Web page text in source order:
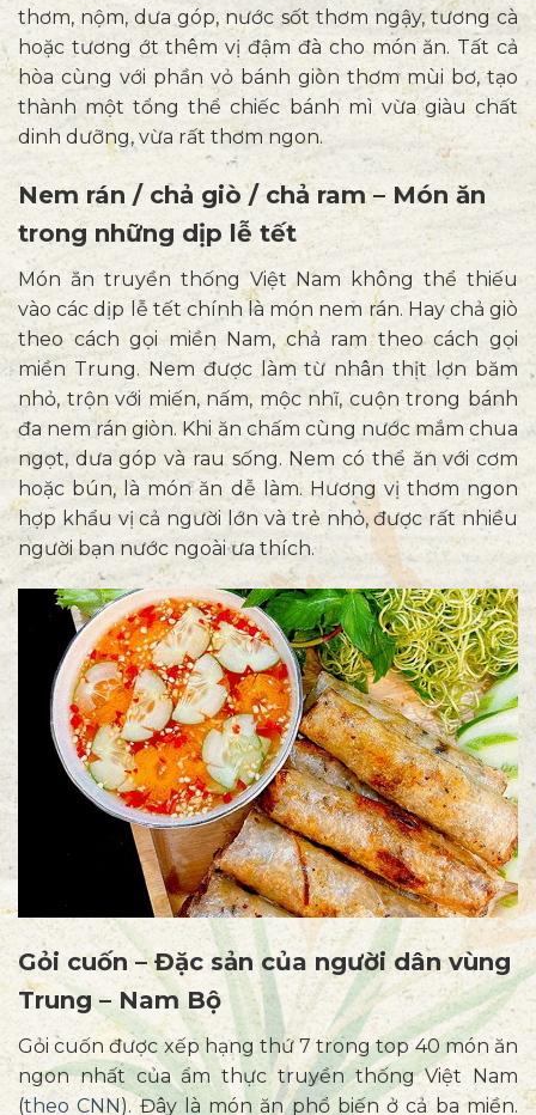
thơm, nộm, dưa góp, nước sốt thơm ngậy, tương cà
hoặc tương ớt thêm vị đậm đà cho món ăn. Tất cả
hòa cùng với phần vỏ bánh giòn thơm mùi bơ, tạo
thành một tổng thể chiếc bánh mì vừa giàu chất
dinh dưỡng, vừa rất thơm ngon.
Nem rán / chả giò / chả ram – Món ăn
trong những dịp lễ tết
Món ăn truyền thống Việt Nam không thể thiếu
vào các dịp lễ tết chính là món nem rán. Hay chả giò
theo cách gọi miền Nam, chả ram theo cách gọi
miền Trung. Nem được làm từ nhân thịt lợn băm
nhỏ, trộn với miến, nấm, mộc nhĩ, cuộn trong bánh
đa nem rán giòn. Khi ăn chấm cùng nước mắm chua
ngọt, dưa góp và rau sống. Nem có thể ăn với cơm
hoặc bún, là món ăn dễ làm. Hương vị thơm ngon
hợp khẩu vị cả người lớn và trẻ nhỏ, được rất nhiều
người bạn nước ngoài ưa thích.
Gỏi cuốn – Đặc sản của người dân vùng
Trung – Nam Bộ
Gỏi cuốn được xếp hạng thứ 7 trong top 40 món ăn
ngon nhất của ẩm thực truyền thống Việt Nam
(theo CNN). Đây là món ăn phổ biến ở cả ba miền.